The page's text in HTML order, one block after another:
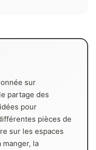
sur
partage des
pour
pièces de
sur les espaces
manger, la